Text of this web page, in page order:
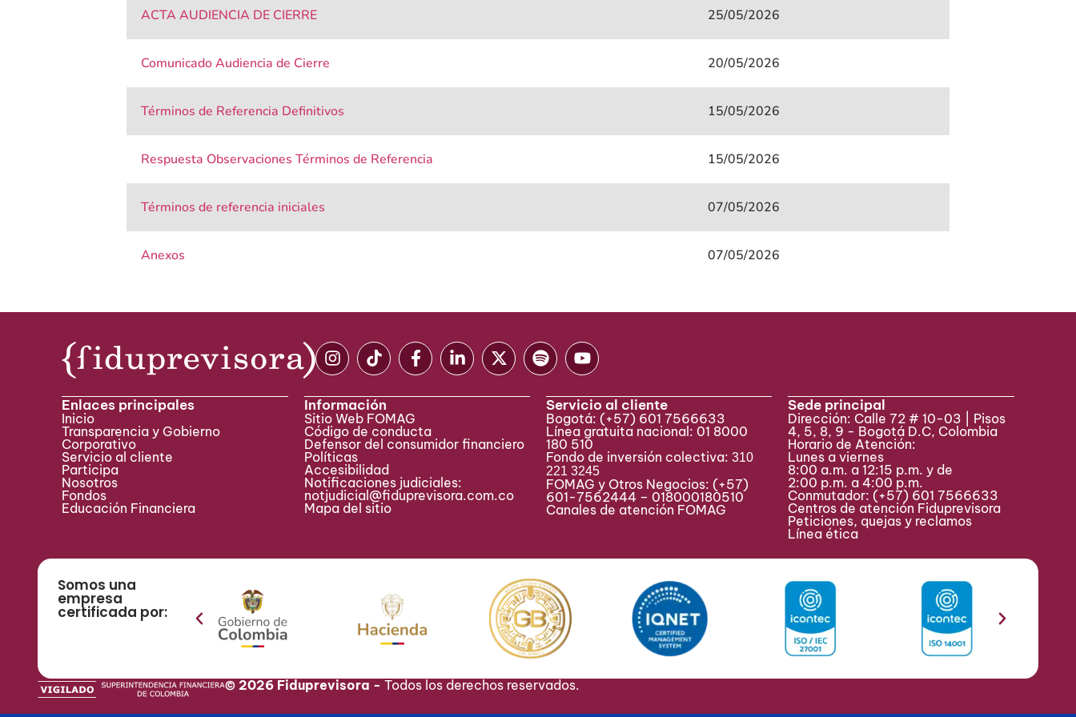
ACTA AUDIENCIA DE CIERRE 25/05/2026
Comunicado Audiencia de Cierre 20/05/2026
Términos de Referencia Definitivos 15/05/2026
Respuesta Observaciones Términos de Referencia 15/05/2026
Términos de referencia iniciales 07/05/2026
Anexos 07/05/2026
Enlaces principales
Inicio
Transparencia y Gobierno
Corporativo
Servicio al cliente
Participa ​
Nosotros
Fondos
Educación Financiera
Información
Sitio Web FOMAG
Código de conducta
Defensor del consumidor financiero
Políticas
Accesibilidad
Notificaciones judiciales:
notjudicial@fiduprevisora.com.co
Mapa del sitio
Servicio al cliente
Bogotá: (+57) 601 7566633
Línea gratuita nacional: 01 8000
180 510
Fondo de inversión colectiva: 310
221 3245
FOMAG y Otros Negocios: (+57)
601-7562444 – 018000180510
Canales de atención FOMAG
Sede principal
Dirección: Calle 72 # 10-03 | Pisos
4, 5, 8, 9 - Bogotá D.C, Colombia
Horario de Atención:
Lunes a viernes
8:00 a.m. a 12:15 p.m. y de
2:00 p.m. a 4:00 p.m.
Conmutador: (+57) 601 7566633
Centros de atención Fiduprevisora
Peticiones, quejas y reclamos
Línea ética
Somos una
empresa
certificada por:
© 2026 Fiduprevisora -Todos los derechos reservados.